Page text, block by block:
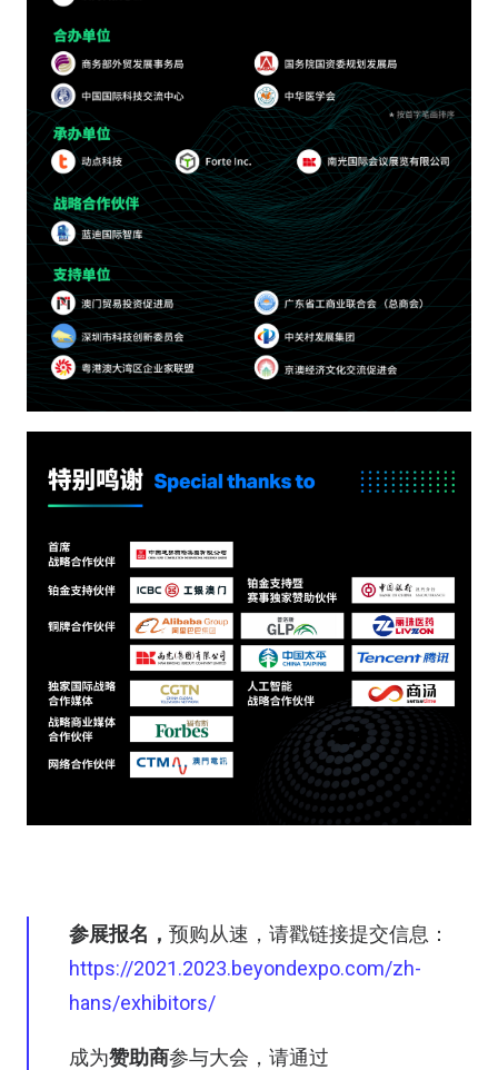
参展报名， 预购从速，请戳链接提交信息：
https://2021.2023.beyondexpo.com/zh-
hans/exhibitors/
成为赞助商参与大会，请通过